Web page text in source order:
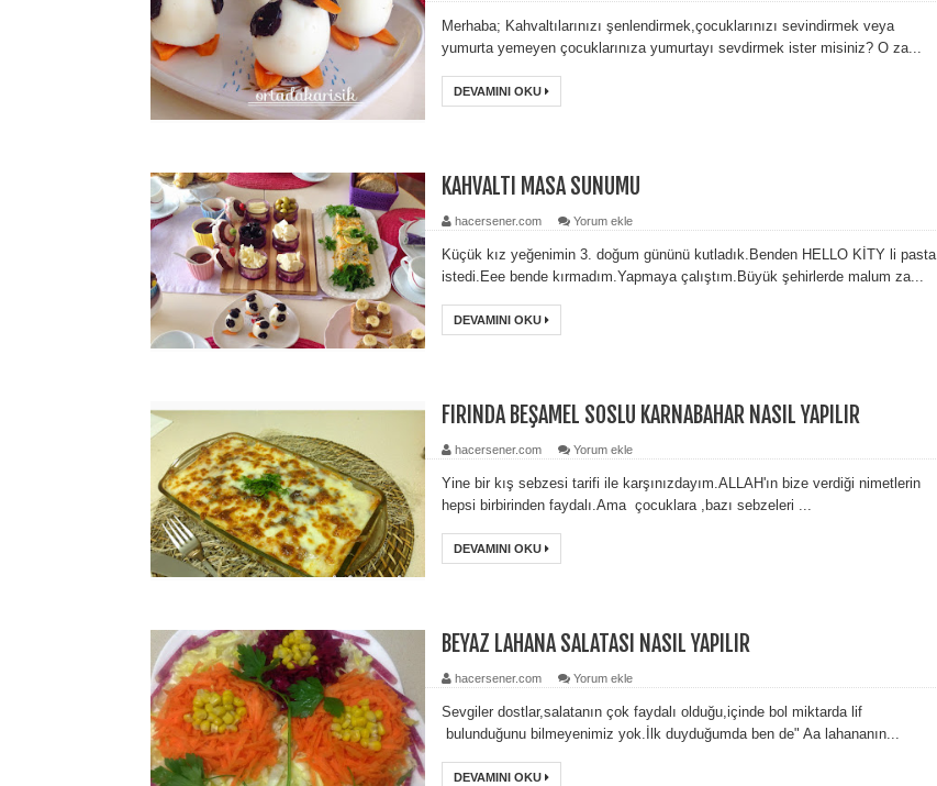
Merhaba; Kahvaltılarınızı şenlendirmek,çocuklarınızı sevindirmek veya
yumurta yemeyen çocuklarınıza yumurtayı sevdirmek ister misiniz? O za...
DEVAMINI OKU
KAHVALTI MASA SUNUMU
hacersener.com Yorum ekle
Küçük kız yeğenimin 3. doğum gününü kutladık.Benden HELLO KİTY li pasta
istedi.Eee bende kırmadım.Yapmaya çalıştım.Büyük şehirlerde malum za...
DEVAMINI OKU
FIRINDA BEŞAMEL SOSLU KARNABAHAR NASIL YAPILIR
hacersener.com Yorum ekle
Yine bir kış sebzesi tarifi ile karşınızdayım.ALLAH'ın bize verdiği nimetlerin
hepsi birbirinden faydalı.Ama çocuklara ,bazı sebzeleri ...
DEVAMINI OKU
BEYAZ LAHANA SALATASI NASIL YAPILIR
hacersener.com Yorum ekle
Sevgiler dostlar,salatanın çok faydalı olduğu,içinde bol miktarda lif
bulunduğunu bilmeyenimiz yok.İlk duyduğumda ben de" Aa lahananın...
DEVAMINI OKU